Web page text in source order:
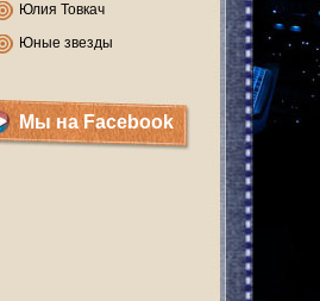
Юлия Товкач
Юные звезды
Мы на Facebook